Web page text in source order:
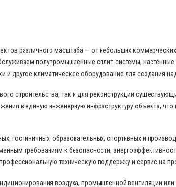
различного масштаба — от небольших
полупромышленные сплит-системы,
и другое климатическое оборудование для создания
строительства, так и для реконструкции
в единую инженерную инфраструктуру объекта,
гостиничных, образовательных, спортивных и
требованиям к безопасности,
техническую поддержку и сервис на
воздуха, промышленной вентиляции